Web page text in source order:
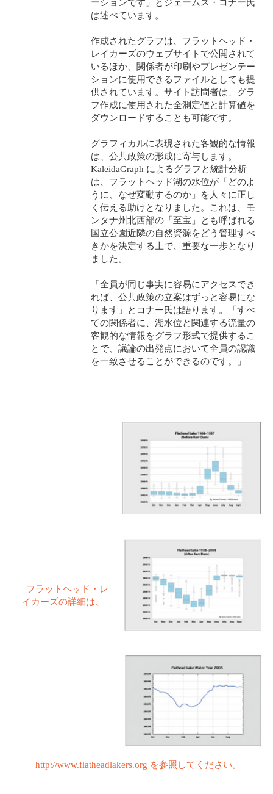
ーションです」とジェームス・コナー氏
は述べています。
作成されたグラフは、フラットヘッド・
レイカーズのウェブサイトで公開されて
いるほか、関係者が印刷やプレゼンテー
ションに使用できるファイルとしても提
供されています。サイト訪問者は、グラ
フ作成に使用された全測定値と計算値を
ダウンロードすることも可能です。
グラフィカルに表現された客観的な情報
は、公共政策の形成に寄与します。
KaleidaGraph によるグラフと統計分析
は、フラットヘッド湖の水位が「どのよ
うに、なぜ変動するのか」を人々に正し
く伝える助けとなりました。これは、モ
ンタナ州北西部の「至宝」とも呼ばれる
国立公園近隣の自然資源をどう管理すべ
きかを決定する上で、重要な一歩となり
ました。
「全員が同じ事実に容易にアクセスでき
れば、公共政策の立案はずっと容易にな
ります」とコナー氏は語ります。「すべ
ての関係者に、湖水位と関連する流量の
客観的な情報をグラフ形式で提供するこ
とで、議論の出発点において全員の認識
を一致させることができるのです。」
フラットヘッド・レ
イカーズの詳細は、
http://www.flatheadlakers.org を参照してください。